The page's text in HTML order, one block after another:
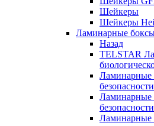
Шейкеры
Шейкеры
Ламинарные
Назад
TELSTAR
Ламинарные
Ламинарные
Ламинарные